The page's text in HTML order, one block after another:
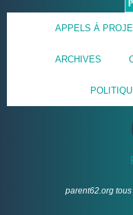
APPELS À
ARCHIVES
parent62.org tous